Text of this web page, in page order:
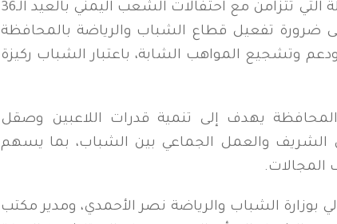
المحافظة أحمد صلح، أهمية هذه البطولة التي تتزامن مع احتفالات الشعب اليمني بالعيد الـ36
ضرورة تفعيل قطاع الشباب والرياضة بالمحافظة
وتشجيع المواهب الشابة، باعتبار الشباب ركيزة
يهدف إلى تنمية قدرات اللاعبين وصقل
الشريف والعمل الجماعي بين الشباب، بما يسهم
المجالات.
بوزارة الشباب والرياضة نصر الأحمدي، ومدير مكتب